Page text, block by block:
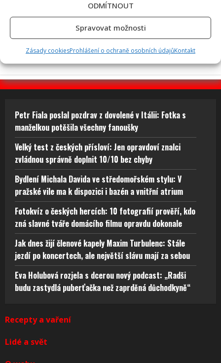
ODMÍTNOUT
Spravovat možnosti
Zásady cookiesProhlášení o ochraně osobních údajůKontakt
Jak dnes žijí členové kapely Maxim Turbulenc: Stále jezdí po
koncertech, ale největší slávu mají za sebou
Petr Fiala poslal pozdrav z dovolené v Itálii: Fotka s
manželkou potěšila všechny fanoušky
Velký test z českých přísloví: Jen opravdoví znalci
zvládnou správně doplnit 10/10 bez chyby
Bydlení Michala Davida ve středomořském stylu: V
pražské vile ma k dispozici i bazén a vnitřní atrium
Fotokvíz o českých hercích: 10 fotografií prověří, kdo
zná slavné tváře domácího filmu opravdu dokonale
Jak dnes žijí členové kapely Maxim Turbulenc: Stále
jezdí po koncertech, ale největší slávu mají za sebou
Eva Holubová rozjela s dcerou nový podcast: „Radši
budu zastydlá puberťačka než zaprděná důchodkyně“
Recepty a vaření
Lidé a svět